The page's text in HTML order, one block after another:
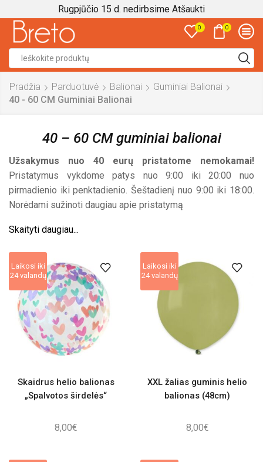
Rugpjūčio 15 d. nedirbsime Atšaukti
0 0
Pradžia Parduotuvė Balionai
Guminiai Balionai
40 - 60 CM Guminiai Balionai
40 – 60 CM guminiai balionai
Užsakymus nuo 40 eurų pristatome nemokamai!
Pristatymus vykdome patys nuo 9:00 iki 20:00 nuo
pirmadienio iki penktadienio. Šeštadienį nuo 9:00 iki 18:00.
Norėdami sužinoti daugiau apie pristatymą
Skaityti daugiau...
Laikosi iki
24 valandų
Skaidrus helio balionas
„Spalvotos širdelės“
8,00€
Laikosi iki
24 valandų
XXL žalias guminis helio
balionas (48cm)
8,00€